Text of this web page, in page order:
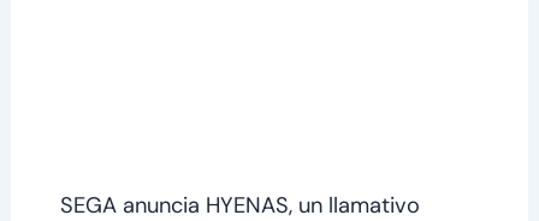
SEGA anuncia HYENAS, un llamativo